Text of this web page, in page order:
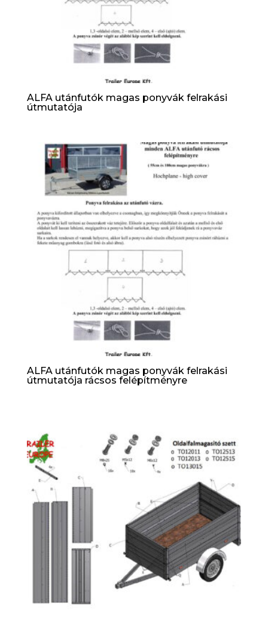
ALFA utánfutók magas ponyvák felrakási
útmutatója
ALFA utánfutók magas ponyvák felrakási
útmutatója rácsos felépítményre